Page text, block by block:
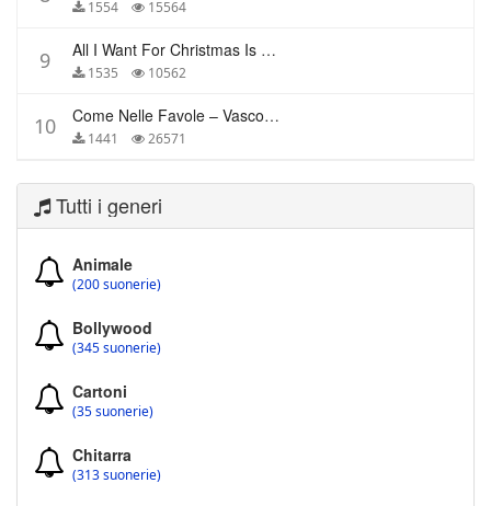
1554 15564
9 All I Want For Christmas Is You – Mariah Carey
1535 10562
10 Come Nelle Favole – Vasco Rossi
1441 26571
Tutti i generi
Animale
(200 suonerie)
Bollywood
(345 suonerie)
Cartoni
(35 suonerie)
Chitarra
(313 suonerie)